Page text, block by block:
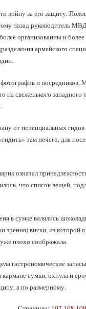
войну за его защиту.
назад руководитель
организованны и
армейского
фотографов и
свеженького западного
от потенциальных
там нечего, для
означал
что список вещей,
в сумке валялись
зрения) виски, из
плохо соображала.
гастрономические
сумки, охнула и
а по размерному.